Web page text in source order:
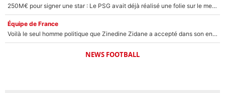
250M€ pour signer une star : Le PSG avait déjà réalisé une folie sur le mercato bien avant Neymar !
Équipe de France
Voilà le seul homme politique que Zinedine Zidane a accepté dans son entourage : «Je garde un très bon souvenir de lui»
NEWS FOOTBALL